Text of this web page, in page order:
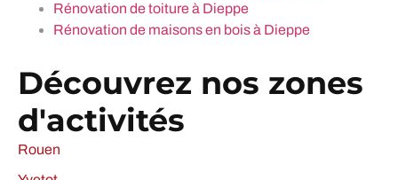
Rénovation de toiture à Dieppe
Rénovation de maisons en bois à Dieppe
Découvrez nos zones
d'activités
Rouen